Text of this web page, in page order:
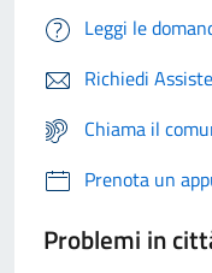
Leggi le
Richiedi
Chiama il
Prenota un
Problemi in